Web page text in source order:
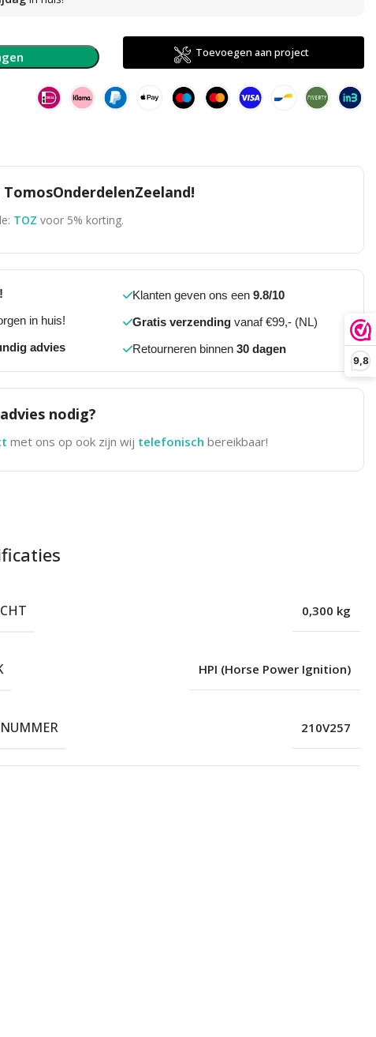
9,8
direct
Toevoegen aan project
TOZ voor 5% korting.
in huis!
advies
Klanten geven ons een 9.8/10
Gratis verzendingvanaf €99,- (NL)
Retourneren binnen 30 dagen
nodig?
met ons op ook zijn wij telefonisch bereikbaar!
0,300 kg
HPI (Horse Power Ignition)
210V257